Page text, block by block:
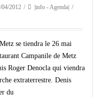
04/2012
|info - Agenda|
se tiendra le 26 mai
Campanile de Metz
Roger Denocla qui viendra
extraterrestre. Denis
du